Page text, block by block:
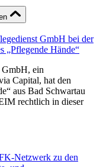
GmbH bei der
„Pflegende Hände“
ein
Capital, hat den
aus Bad Schwartau
rechtlich in dieser
Netzwerk zu den